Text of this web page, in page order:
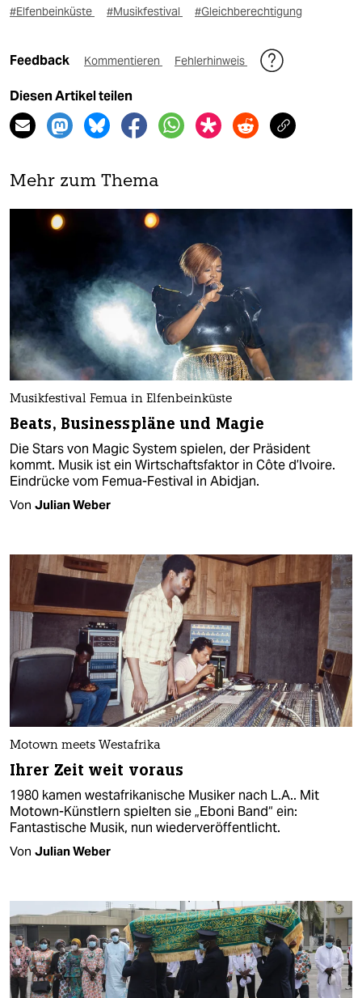
#Elfenbeinküste #Musikfestival #Gleichberechtigung
Feedback Kommentieren Fehlerhinweis
Diesen Artikel teilen
Mehr zum Thema
Musikfestival Femua in Elfenbeinküste
Beats, Businesspläne und Magie
Die Stars von Magic System spielen, der Präsident
kommt. Musik ist ein Wirtschaftsfaktor in Côte d’Ivoire.
Eindrücke vom Femua-Festival in Abidjan.
Von Julian Weber
Motown meets Westafrika
Ihrer Zeit weit voraus
1980 kamen westafrikanische Musiker nach L.A.. Mit
Motown-Künstlern spielten sie „Eboni Band“ ein:
Fantastische Musik, nun wiederveröffentlicht.
Von Julian Weber